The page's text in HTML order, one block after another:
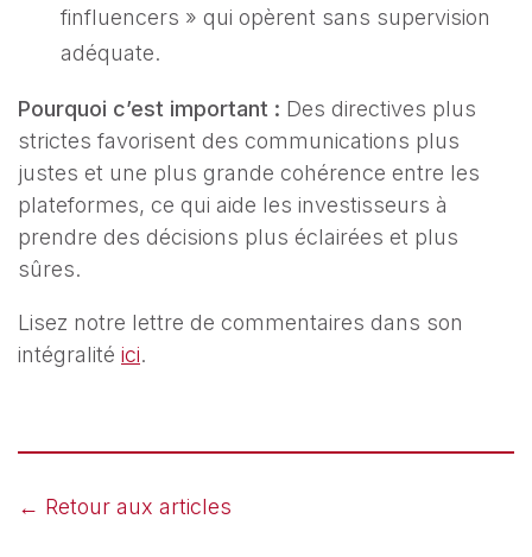
finfluencers » qui opèrent sans supervision
adéquate.
Pourquoi c’est important : Des directives plus
strictes favorisent des communications plus
justes et une plus grande cohérence entre les
plateformes, ce qui aide les investisseurs à
prendre des décisions plus éclairées et plus
sûres.
Lisez notre lettre de commentaires dans son
intégralité ici.
← Retour aux articles